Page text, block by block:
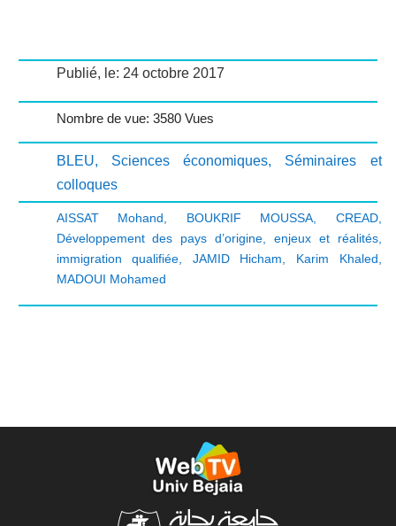
Publié, le: 24 octobre 2017
Nombre de vue: 3580 Vues
BLEU, Sciences économiques, Séminaires et
colloques
AISSAT Mohand BOUKRIF MOUSSA CREAD,
Développement des pays d’origine
enjeux et réalités,
immigration qualifiée
JAMID Hicham Karim Khaled
MADOUI Mohamed